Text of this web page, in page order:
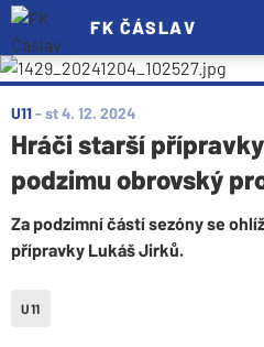
FK ČÁSLAV
U11-st 4. 12. 2024
Hráči starší
podzimu obrovský
Za podzimní částí sezóny se
přípravky Lukáš Jirků.
U11